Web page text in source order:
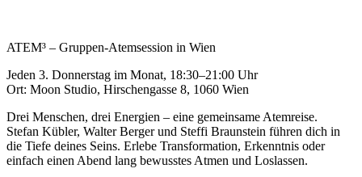
ATEM³ – Gruppen-Atemsession in Wien
Jeden 3. Donnerstag im Monat, 18:30–21:00 Uhr
Ort: Moon Studio, Hirschengasse 8, 1060 Wien
Drei Menschen, drei Energien – eine gemeinsame Atemreise.
Stefan Kübler, Walter Berger und Steffi Braunstein führen dich in
die Tiefe deines Seins. Erlebe Transformation, Erkenntnis oder
einfach einen Abend lang bewusstes Atmen und Loslassen.